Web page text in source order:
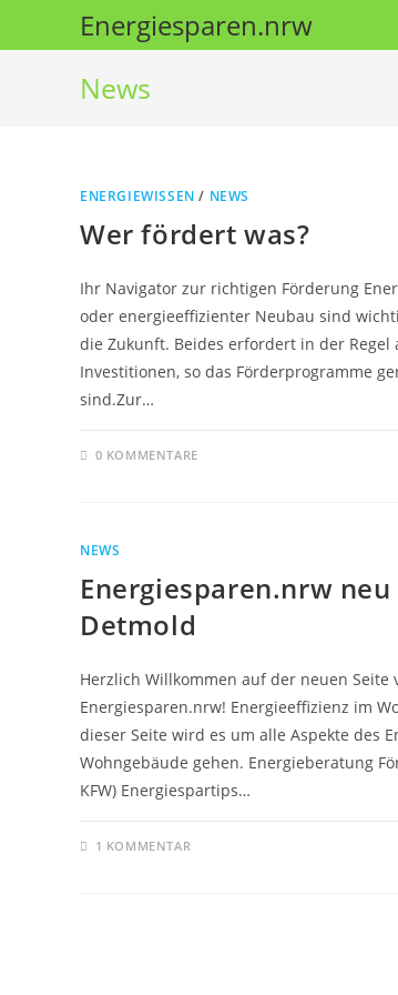
Energiesparen.nrw
News
ENERGIEWISSEN / NEWS
Wer fördert was?
Ihr Navigator zur richtigen Förderung
oder energieeffizienter Neubau sind
die Zukunft. Beides erfordert in der Regel
Investitionen, so das Förderprogramme
sind.Zur…
0 KOMMENTARE
NEWS
Energiesparen.nrw neu
Detmold
Herzlich Willkommen auf der neuen Seite
Energiesparen.nrw! Energieeffizienz im
dieser Seite wird es um alle Aspekte des
Wohngebäude gehen. Energieberatung
KFW) Energiespartips…
1 KOMMENTAR